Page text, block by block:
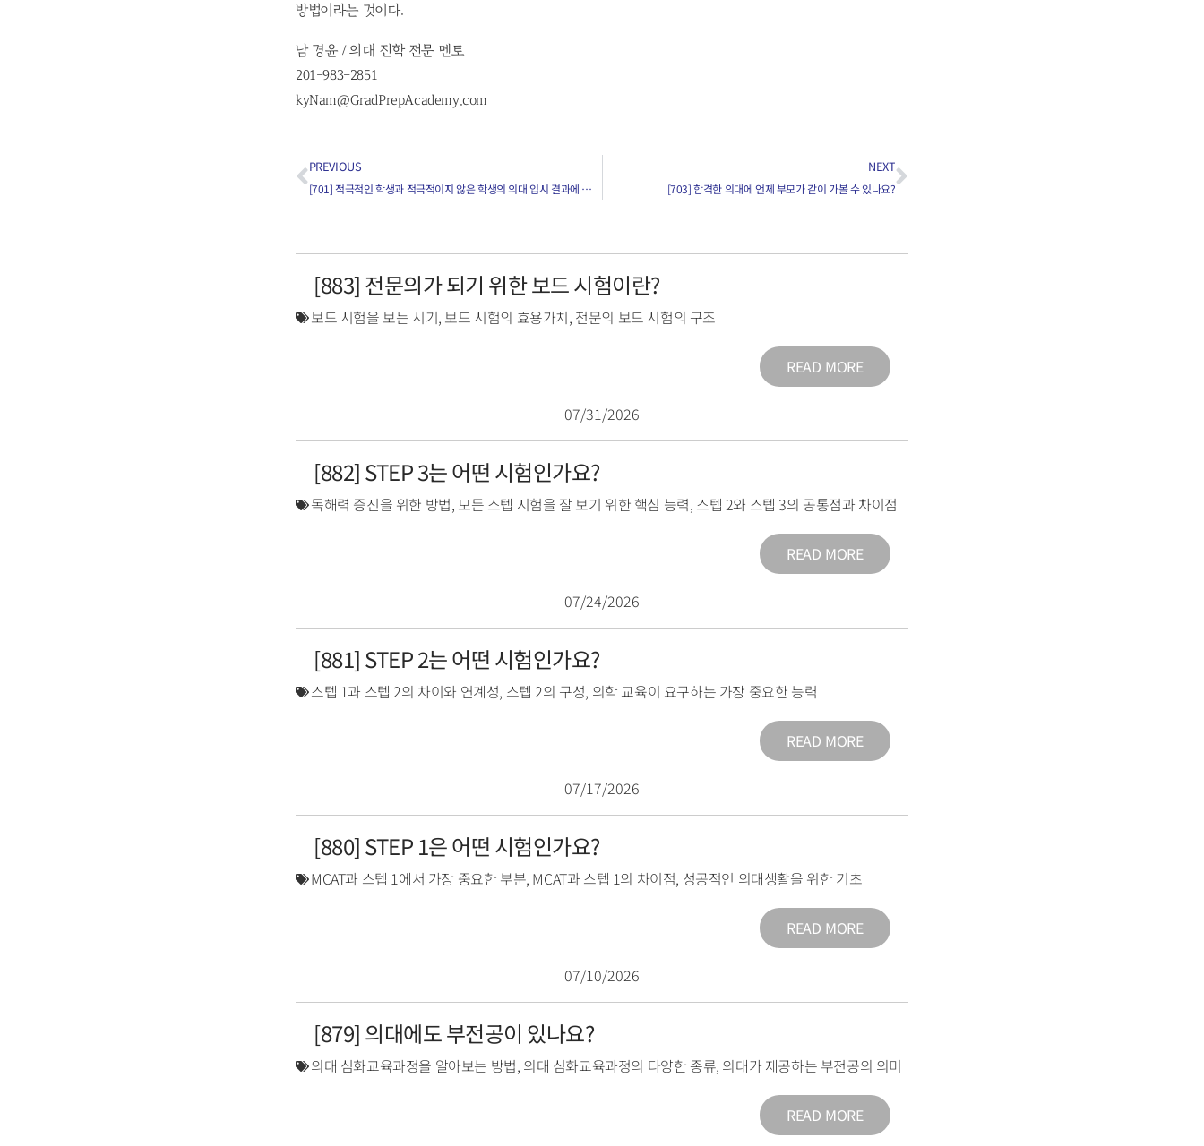
방법이라는 것이다.
남 경윤 / 의대 진학 전문 멘토
201-983-2851
kyNam@GradPrepAcademy.com
PREVIOUS
[701] 적극적인 학생과 적극적이지 않은 학생의 의대 입시 결과에 큰 차이가 있나요?
NEXT
[703] 합격한 의대에 언제 부모가 같이 가볼 수 있나요?
[883] 전문의가 되기 위한 보드 시험이란?
보드 시험을 보는 시기, 보드 시험의 효용가치, 전문의 보드 시험의 구조
READ MORE
07/31/2026
[882] STEP 3는 어떤 시험인가요?
독해력 증진을 위한 방법, 모든 스텝 시험을 잘 보기 위한 핵심 능력, 스텝 2와 스텝 3의 공통점과 차이점
READ MORE
07/24/2026
[881] STEP 2는 어떤 시험인가요?
스텝 1과 스텝 2의 차이와 연계성, 스텝 2의 구성, 의학 교육이 요구하는 가장 중요한 능력
READ MORE
07/17/2026
[880] STEP 1은 어떤 시험인가요?
MCAT과 스텝 1에서 가장 중요한 부분, MCAT과 스텝 1의 차이점, 성공적인 의대생활을 위한 기초
READ MORE
07/10/2026
[879] 의대에도 부전공이 있나요?
의대 심화교육과정을 알아보는 방법, 의대 심화교육과정의 다양한 종류, 의대가 제공하는 부전공의 의미
READ MORE